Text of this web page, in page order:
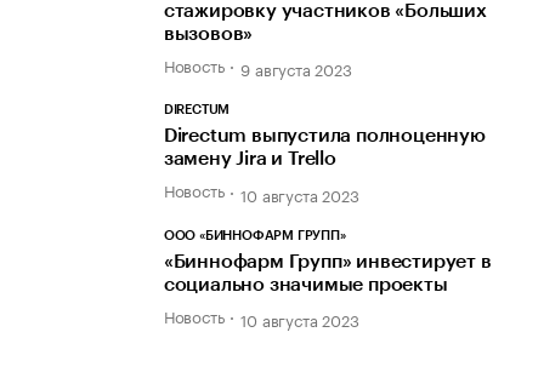
стажировку участников «Больших
вызовов»
Новость 9 августа 2023
DIRECTUM
Directum выпустила полноценную
замену Jira и Trello
Новость 10 августа 2023
ООО «БИННОФАРМ ГРУПП»
«Биннофарм Групп» инвестирует в
социально значимые проекты
Новость 10 августа 2023